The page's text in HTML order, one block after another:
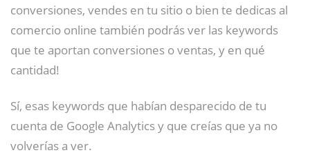
conversiones, vendes en tu sitio o bien te dedicas al
comercio online también podrás ver las keywords
que te aportan conversiones o ventas, y en qué
cantidad!
Sí, esas keywords que habían desparecido de tu
cuenta de Google Analytics y que creías que ya no
volverías a ver.